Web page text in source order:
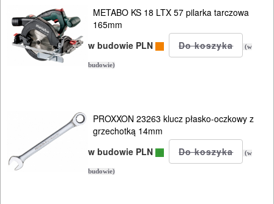
z
posuwem
bez
metalu
wielofunkcyjne
METABO KS 18 LTX 57 pilarka tarczowa
165mm
w budowie PLN
(w
budowie)
PROXXON 23263 klucz płasko-oczkowy z
grzechotką 14mm
w budowie PLN
(w
budowie)